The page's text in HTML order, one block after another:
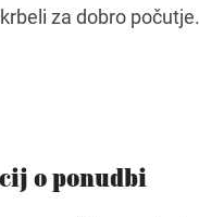
za dobro počutje.
o ponudbi